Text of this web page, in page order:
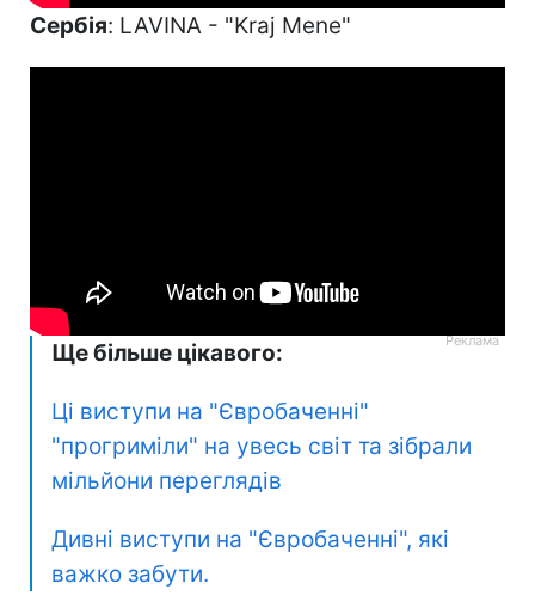
Сербія: LAVINA - "Kraj Mene"
Ще більше цікавого:
Ці виступи на "Євробаченні"
"прогриміли" на увесь світ та зібрали
мільйони переглядів
Дивні виступи на "Євробаченні", які
важко забути.